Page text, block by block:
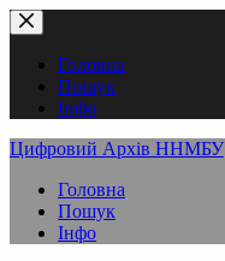
Перейти
до
вмістуГоловна
Пошук
Інфо
Цифровий Архів ННМБУ
Головна
Пошук
Інфо